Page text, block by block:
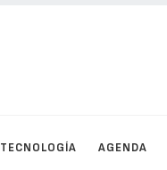
TECNOLOGÍA AGENDA